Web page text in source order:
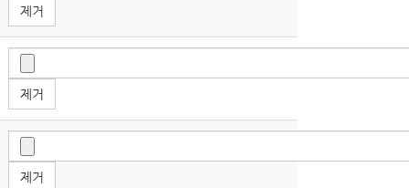
제거
제거
제거